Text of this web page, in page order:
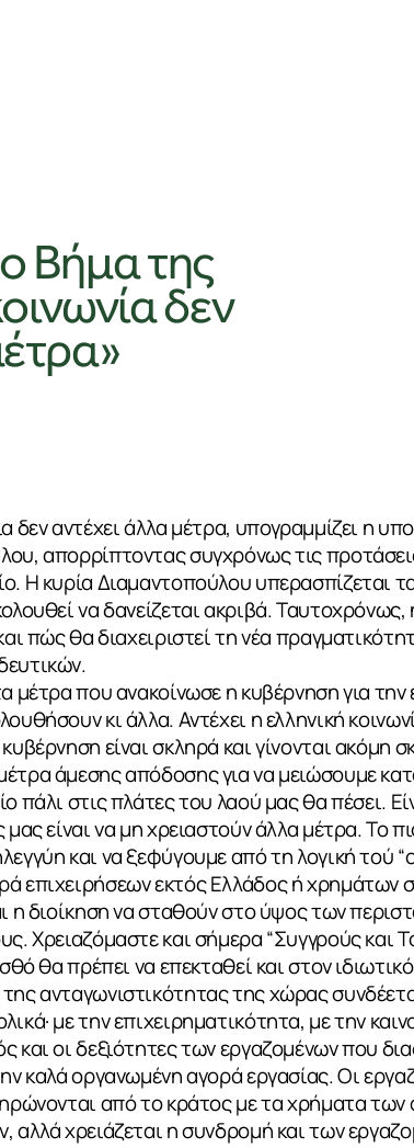
Βήμα της
δεν
δεν αντέχει άλλα μέτρα, υπογραμμίζει η
απορρίπτοντας συγχρόνως τις
Η κυρία Διαμαντοπούλου υπερασπίζεται
να δανείζεται ακριβά.
πώς θα διαχειριστεί τη νέα
μέτρα που ανακοίνωσε η κυβέρνηση για την
κι άλλα. Αντέχει η ελληνική
είναι σκληρά και γίνονται ακόμη
άμεσης απόδοσης για να μειώσουμε
πάλι στις πλάτες του λαού μας θα πέσει.
μας είναι να μη χρειαστούν άλλα μέτρα. Το
και να ξεφύγουμε από τη λογική τού
επιχειρήσεων εκτός Ελλάδος ή χρημάτων
η διοίκηση να σταθούν στο ύψος των
Χρειαζόμαστε και σήμερα “Συγγρούς και
θα πρέπει να επεκταθεί και στον
ανταγωνιστικότητας της χώρας
με την επιχειρηματικότητα, με την
και οι δεξιότητες των εργαζομένων που
καλά οργανωμένη αγορά εργασίας. Οι
από το κράτος με τα χρήματα
αλλά χρειάζεται η συνδρομή και των